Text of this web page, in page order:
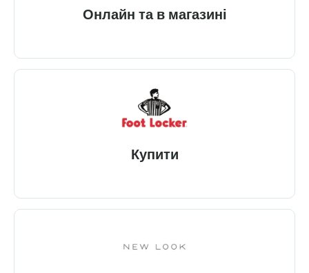
Онлайн та в магазині
Купити